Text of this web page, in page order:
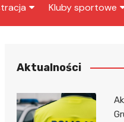
Kluby sportowe
Klub piłkarski
Aktualności